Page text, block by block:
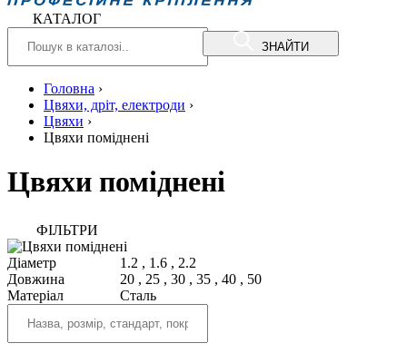
КАТАЛОГ
ЗНАЙТИ
Головна ›
Цвяхи, дріт, електроди ›
Цвяхи ›
Цвяхи поміднені
Цвяхи поміднені
ФIЛЬТРИ
Діаметр 1.2 , 1.6 , 2.2
Довжина
20 , 25 , 30 , 35 , 40 , 50
Матеріал
Сталь